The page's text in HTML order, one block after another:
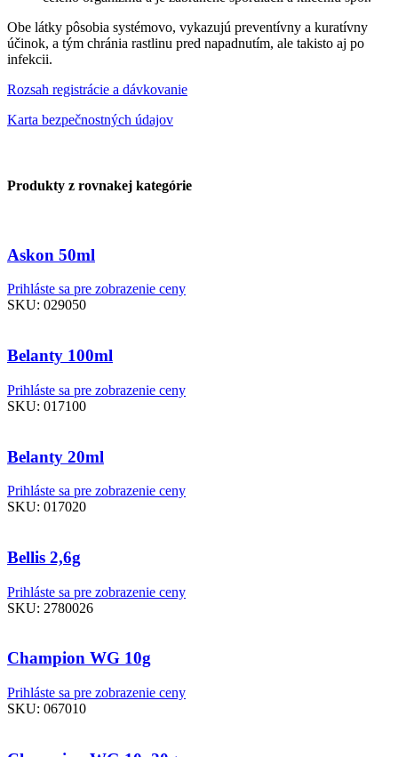
Obe látky pôsobia systémovo, vykazujú preventívny a kuratívny
účinok, a tým chránia rastlinu pred napadnutím, ale takisto aj po
infekcii.
Rozsah registrácie a dávkovanie
Karta bezpečnostných údajov
Produkty z rovnakej kategórie
Askon 50ml
Prihláste sa pre zobrazenie ceny
SKU: 029050
Belanty 100ml
Prihláste sa pre zobrazenie ceny
SKU: 017100
Belanty 20ml
Prihláste sa pre zobrazenie ceny
SKU: 017020
Bellis 2,6g
Prihláste sa pre zobrazenie ceny
SKU: 2780026
Champion WG 10g
Prihláste sa pre zobrazenie ceny
SKU: 067010